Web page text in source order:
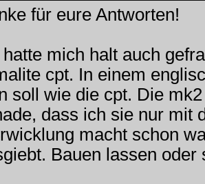
für eure Antworten!
hatte mich halt auch
cpt. In einem
soll wie die cpt. Die
dass ich sie nur mit
macht schon
Bauen lassen